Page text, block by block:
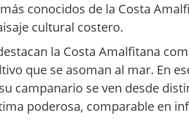
conocidos de la Costa
cultural costero.
la Costa Amalfitana
que se asoman al mar. En
campanario se ven desde
poderosa, comparable en